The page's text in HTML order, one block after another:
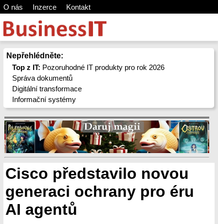
O nás Inzerce Kontakt
Nepřehlédněte:
Top z IT: Pozoruhodné IT produkty pro rok 2026
Správa dokumentů
Digitální transformace
Informační systémy
Cisco představilo novou
generaci ochrany pro éru
AI agentů